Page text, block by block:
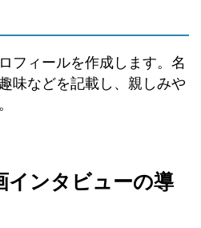
フィールを作成します。名
味などを記載し、親しみや
インタビューの導